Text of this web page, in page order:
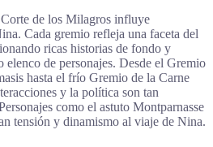
de los Milagros influye
Cada gremio refleja una faceta del
ricas historias de fondo y
de personajes. Desde el Gremio
hasta el frío Gremio de la Carne
y la política son tan
como el astuto Montparnasse
tensión y dinamismo al viaje de Nina.